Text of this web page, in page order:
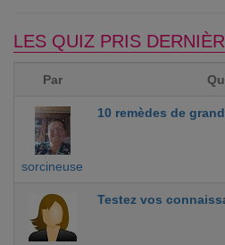
LES QUIZ PRIS
Par
sorcineuse
10 remèdes de
Testez vos